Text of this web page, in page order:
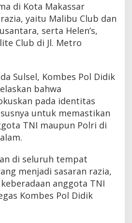
di Kota Makassar
yaitu Malibu Club dan
serta Helen’s,
Club di Jl. Metro
Sulsel, Kombes Pol Didik
bahwa
pada identitas
untuk memastikan
TNI maupun Polri di
di seluruh tempat
menjadi sasaran razia,
anggota TNI
Kombes Pol Didik